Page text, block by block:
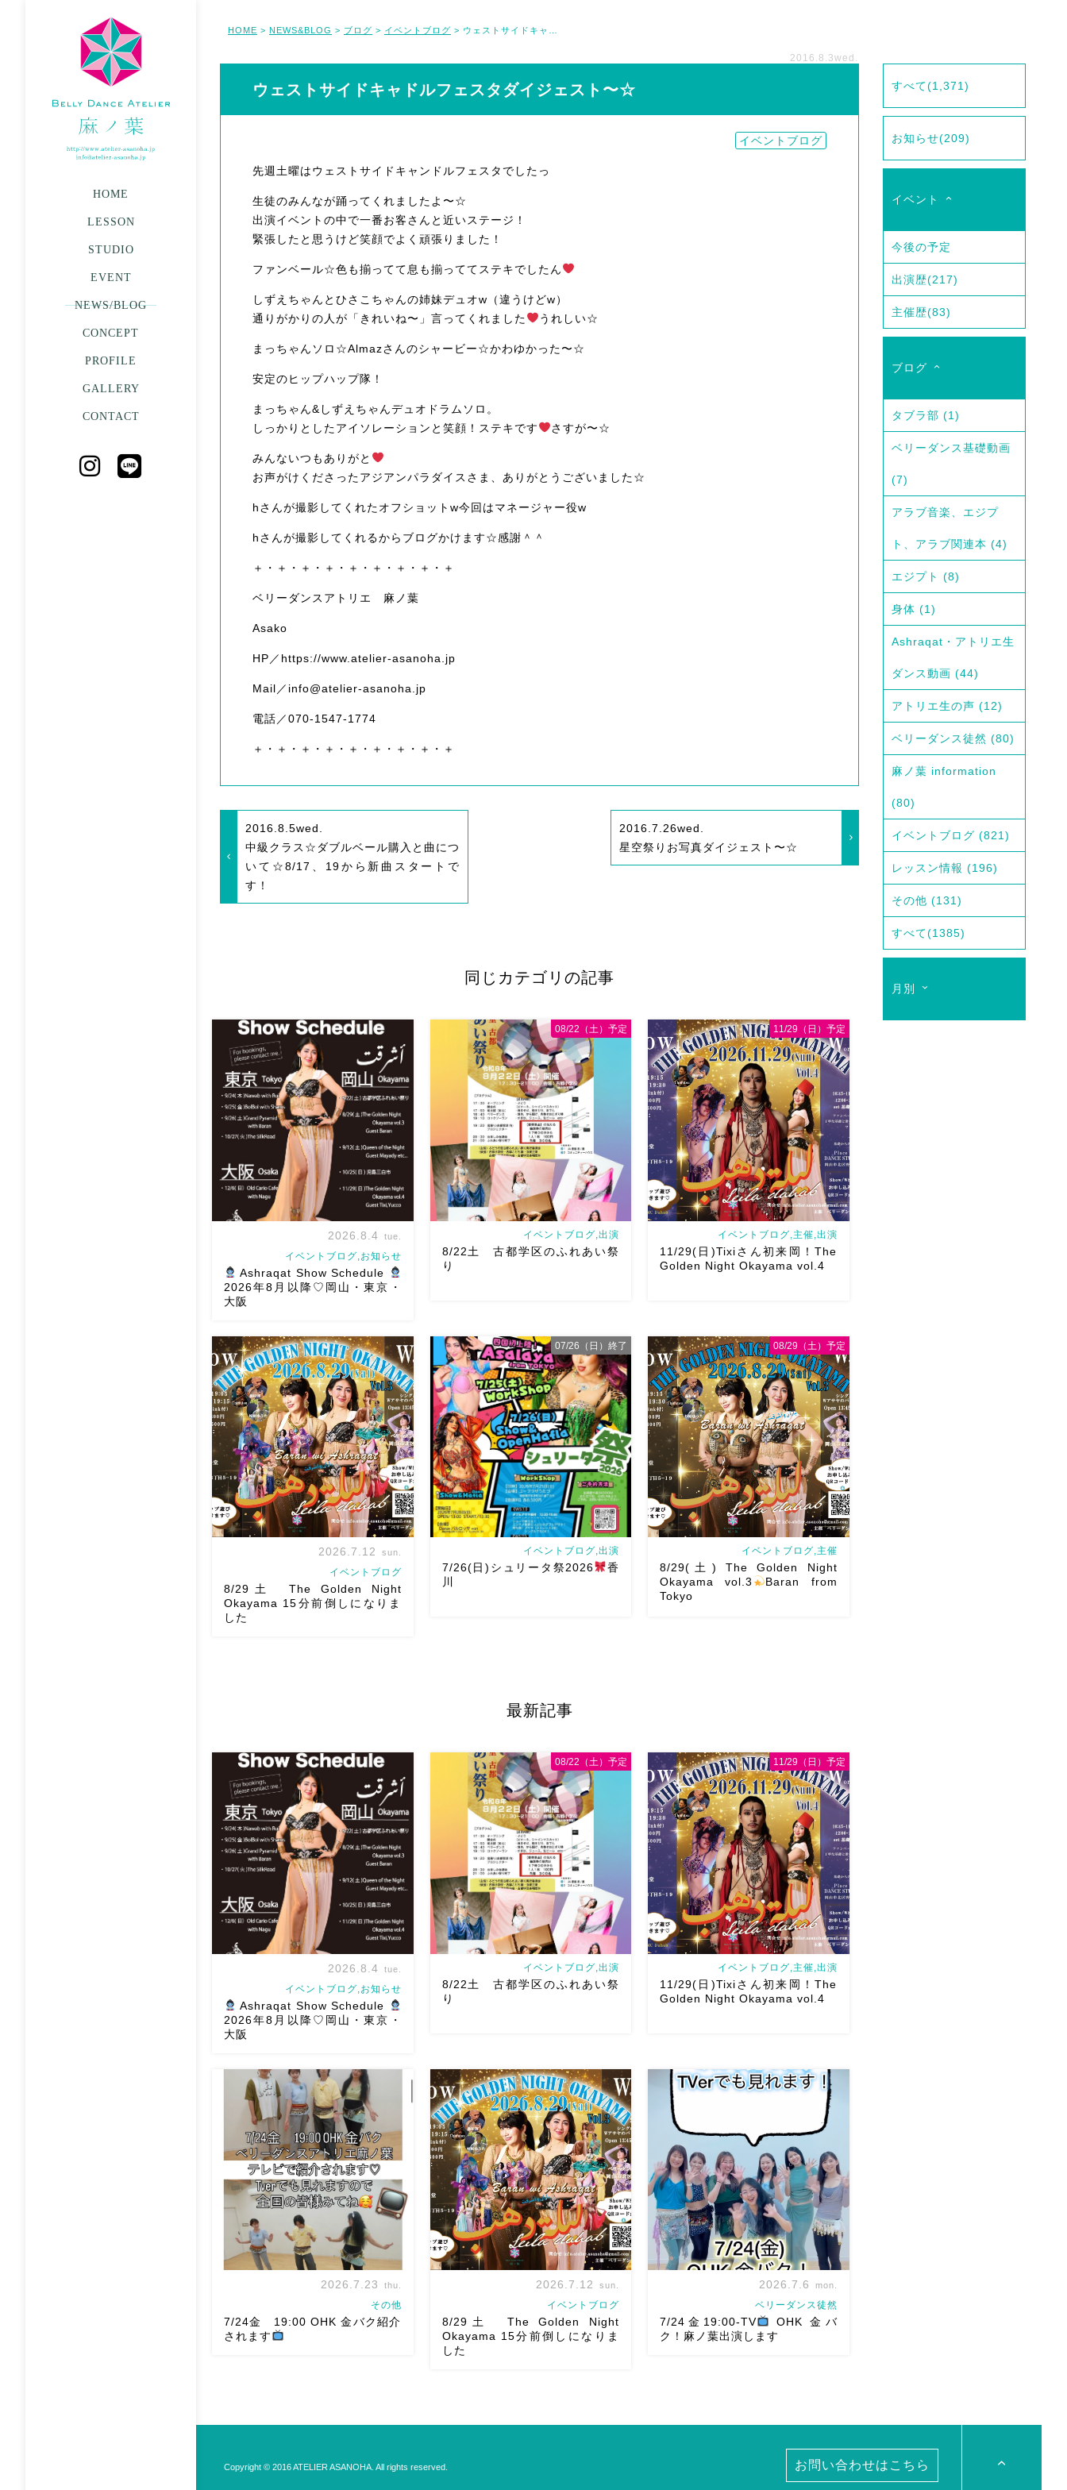
HOME
LESSON
STUDIO
EVENT
NEWS/BLOG
CONCEPT
PROFILE
GALLERY
CONTACT
HOME > NEWS&BLOG > ブログ > イベントブログ >
2016.8.3wed.
ウェストサイドキャドルフェスタダイジェスト〜☆
イベントブログ
先週土曜はウェストサイドキャンドルフェスタでしたっ
生徒のみんなが踊ってくれましたよ〜☆
出演イベントの中で一番お客さんと近いステージ！
緊張したと思うけど笑顔でよく頑張りました！
ファンベール☆色も揃ってて息も揃っててステキでしたん
しずえちゃんとひさこちゃんの姉妹デュオw（違うけどw）
通りがかりの人が「きれいね〜」言ってくれました
うれしい☆
まっちゃんソロ☆Almazさんのシャービー☆かわゆかった〜☆
安定のヒップハップ隊！
まっちゃん&しずえちゃんデュオドラムソロ。
しっかりとしたアイソレーションと笑顔！ステキです
さすが〜☆
みんないつもありがと
お声がけくださったアジアンパラダイスさま、ありがとうございました☆
hさんが撮影してくれたオフショットw今回はマネージャー役w
hさんが撮影してくれるからブログかけます☆感謝＾＾
＋・＋・＋・＋・＋・＋・＋・＋・＋
ベリーダンスアトリエ 麻ノ葉
Asako
HP／https://www.atelier-asanoha.jp
Mail／info@atelier-asanoha.jp
電話／070-1547-1774
＋・＋・＋・＋・＋・＋・＋・＋・＋
2016.8.5wed.
中級クラス☆ダブルベール購入と曲につ
いて☆8/17、19から新曲スタートで
す！
2016.7.26wed.
星空祭りお写真ダイジェスト〜☆
すべて(1,371)
お知らせ(209)
イベント
今後の予定
出演歴(217)
主催歴(83)
ブログ
タブラ部 (1)
ベリーダンス基礎動画
(7)
アラブ音楽、エジプ
ト、アラブ関連本 (4)
エジプト (8)
身体 (1)
Ashraqat・アトリエ生
ダンス動画 (44)
アトリエ生の声 (12)
ベリーダンス徒然 (80)
麻ノ葉 information
(80)
イベントブログ (821)
レッスン情報 (196)
その他 (131)
すべて(1385)
月別
同じカテゴリの記事
8月以降のショースケジュールです♡皆
様にお会いできますように
ご予約は
メッセージください
お待ちしていま
す
Ashraqat Show Schedule
岡山・8/22(土) […]
2026.8.4 tue.
イベントブログ,お知らせ
Ashraqat Show Schedule
2026年8月以降♡岡山・東京・
大阪
8/22土 古都学区のふれあい祭りにて
踊らせていただきます♡太鼓も叩くよ
ー！私たちは18:40頃から出演です屋台
も出てとても楽しいお祭りになりそう
私たちも踊った後は祭りを楽しみま
す
遊びにいら […]
イベントブログ,出演
8/22土 古都学区のふれあい祭
り
08/22（土）予定
2026/11/29(日)Tixiさん初来岡！The
Golden Night Okayama vol.4 本日8/1
よりお申し込みスタートです
【
Show 】 Guest DancerTixi […]
イベントブログ,主催,出演
11/29(日)Tixiさん初来岡！The
Golden Night Okayama vol.4
11/29（日）予定
曲をソロ踊ります […]
2026.7.12 sun.
イベントブログ
8/29土 The Golden Night
Okayama 15分前倒しになりま
した
私も出演させていただけることとなり
ました！麻ノ葉からもハフラ出演させ
とうー！ ショー＆ハフ […]
イベントブログ,出演
7/26(日)シュリータ祭2026
香
川
07/26（日）終了
すがとにかく見てて幸せ […]
イベントブログ,主催
8/29(土) The Golden Night
Okayama vol.3
Baran from
Tokyo
08/29（土）予定
最新記事
8月以降のショースケジュールです♡皆
様にお会いできますように
ご予約は
メッセージください
お待ちしていま
す
Ashraqat Show Schedule
岡山・8/22(土) […]
2026.8.4 tue.
イベントブログ,お知らせ
Ashraqat Show Schedule
2026年8月以降♡岡山・東京・
大阪
8/22土 古都学区のふれあい祭りにて
踊らせていただきます♡太鼓も叩くよ
ー！私たちは18:40頃から出演です屋台
も出てとても楽しいお祭りになりそう
私たちも踊った後は祭りを楽しみま
す
遊びにいら […]
イベントブログ,出演
8/22土 古都学区のふれあい祭
り
08/22（土）予定
2026/11/29(日)Tixiさん初来岡！The
Golden Night Okayama vol.4 本日8/1
よりお申し込みスタートです
【
Show 】 Guest DancerTixi […]
イベントブログ,主催,出演
11/29(日)Tixiさん初来岡！The
Golden Night Okayama vol.4
11/29（日）予定
す♡ Tverでも見れますので全国の皆様
2026.7.23 thu.
その他
7/24金 19:00 OHK 金バク紹介
されます
加の元麻ノ葉の ルイもあの懐かしの
2026.7.12 sun.
イベントブログ
8/29土 The Golden Night
Okayama 15分前倒しになりま
した
どんなふうに紹介され
TVerでも見ていただ
2026.7.6 mon.
ベリーダンス徒然
7/24金19:00-TV
OHK 金バ
ク！麻ノ葉出演します
お問い合わせはこちら
Copyright © 2016 ATELIER ASANOHA. All rights reserved.